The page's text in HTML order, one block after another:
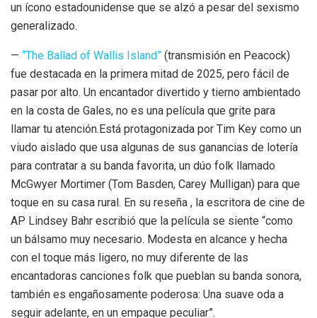
un ícono estadounidense que se alzó a pesar del sexismo
generalizado.
— “The Ballad of Wallis Island” (transmisión en Peacock)
fue destacada en la primera mitad de 2025, pero fácil de
pasar por alto. Un encantador divertido y tierno ambientado
en la costa de Gales, no es una película que grite para
llamar tu atención.Está protagonizada por Tim Key como un
viudo aislado que usa algunas de sus ganancias de lotería
para contratar a su banda favorita, un dúo folk llamado
McGwyer Mortimer (Tom Basden, Carey Mulligan) para que
toque en su casa rural. En su reseña , la escritora de cine de
AP Lindsey Bahr escribió que la película se siente “como
un bálsamo muy necesario. Modesta en alcance y hecha
con el toque más ligero, no muy diferente de las
encantadoras canciones folk que pueblan su banda sonora,
también es engañosamente poderosa: Una suave oda a
seguir adelante, en un empaque peculiar”.